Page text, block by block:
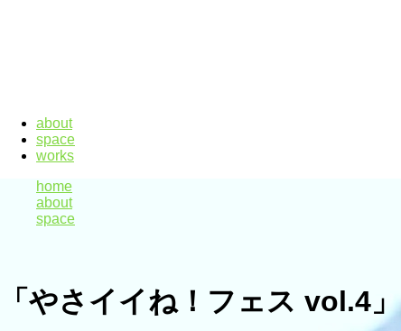
about
space
works
home
about
space
「やさイイね！フェス vol.4」